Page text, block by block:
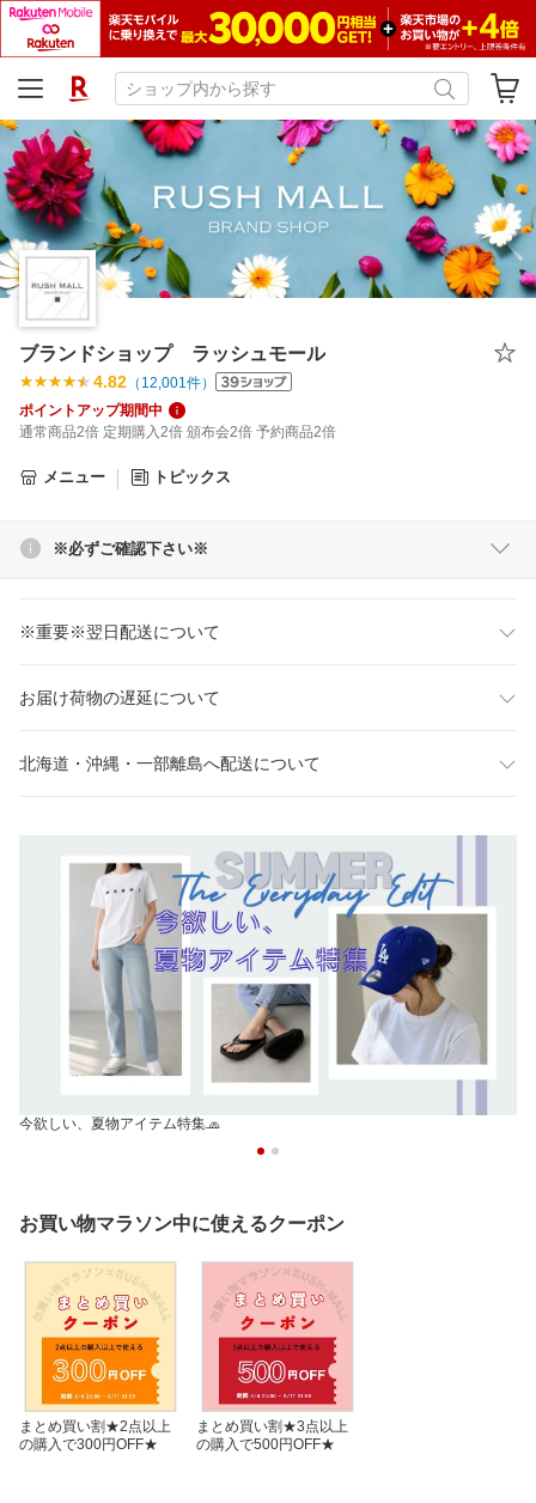
ブランドショップ ラッシュモール
4.82 （ 12,001件）
ポイントアップ期間中
通常商品2倍 定期購入2倍 頒布会2倍 予約商品2倍
メニュー トピックス
※必ずご確認下さい※
※重要※翌日配送について
お届け荷物の遅延について
北海道・沖縄・一部離島へ配送について
今欲しい、夏物アイテム特集🧢
お買い物マラソン中に使えるクーポン
まとめ買い割★2点以上
の購入で300円OFF★
まとめ買い割★3点以上
の購入で500円OFF★